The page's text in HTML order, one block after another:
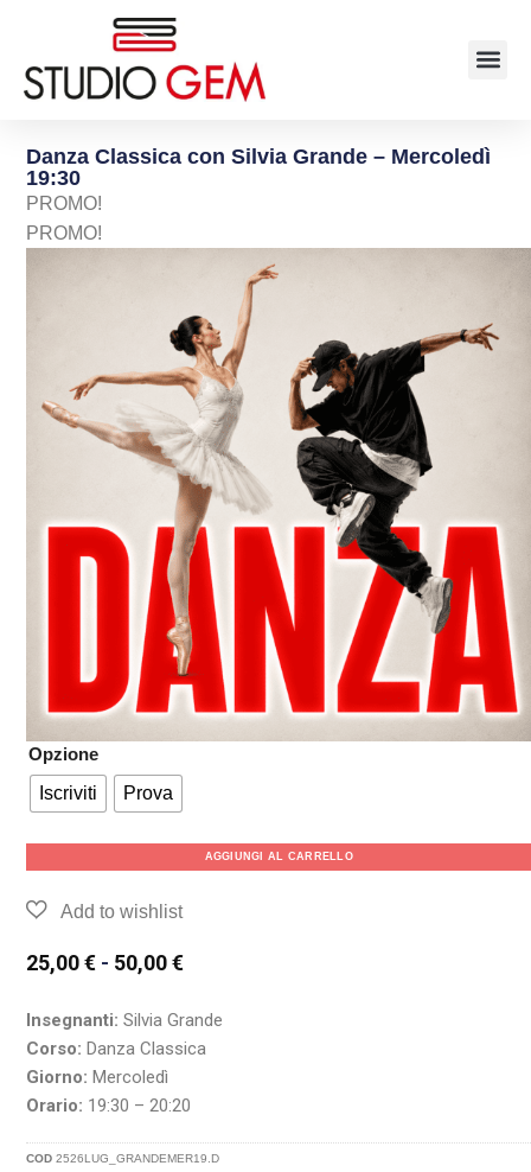
Danza Classica con Silvia Grande – Mercoledì
19:30
PROMO!
PROMO!
Opzione
Iscriviti
Prova
AGGIUNGI AL CARRELLO
25,00€ - 50,00€
Insegnanti: Silvia Grande
Corso: Danza Classica
Giorno: Mercoledì
Orario: 19:30 – 20:20
COD2526LUG_GRANDEMER19.D